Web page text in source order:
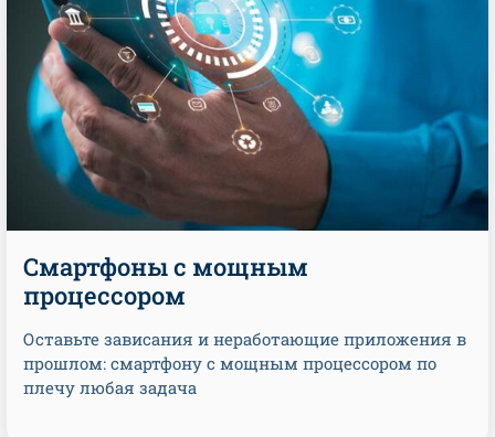
Смартфоны с мощным
процессором
Оставьте зависания и неработающие приложения в
прошлом: смартфону с мощным процессором по
плечу любая задача